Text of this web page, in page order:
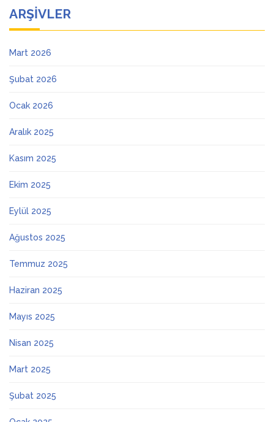
ARŞIVLER
Mart 2026
Şubat 2026
Ocak 2026
Aralık 2025
Kasım 2025
Ekim 2025
Eylül 2025
Ağustos 2025
Temmuz 2025
Haziran 2025
Mayıs 2025
Nisan 2025
Mart 2025
Şubat 2025